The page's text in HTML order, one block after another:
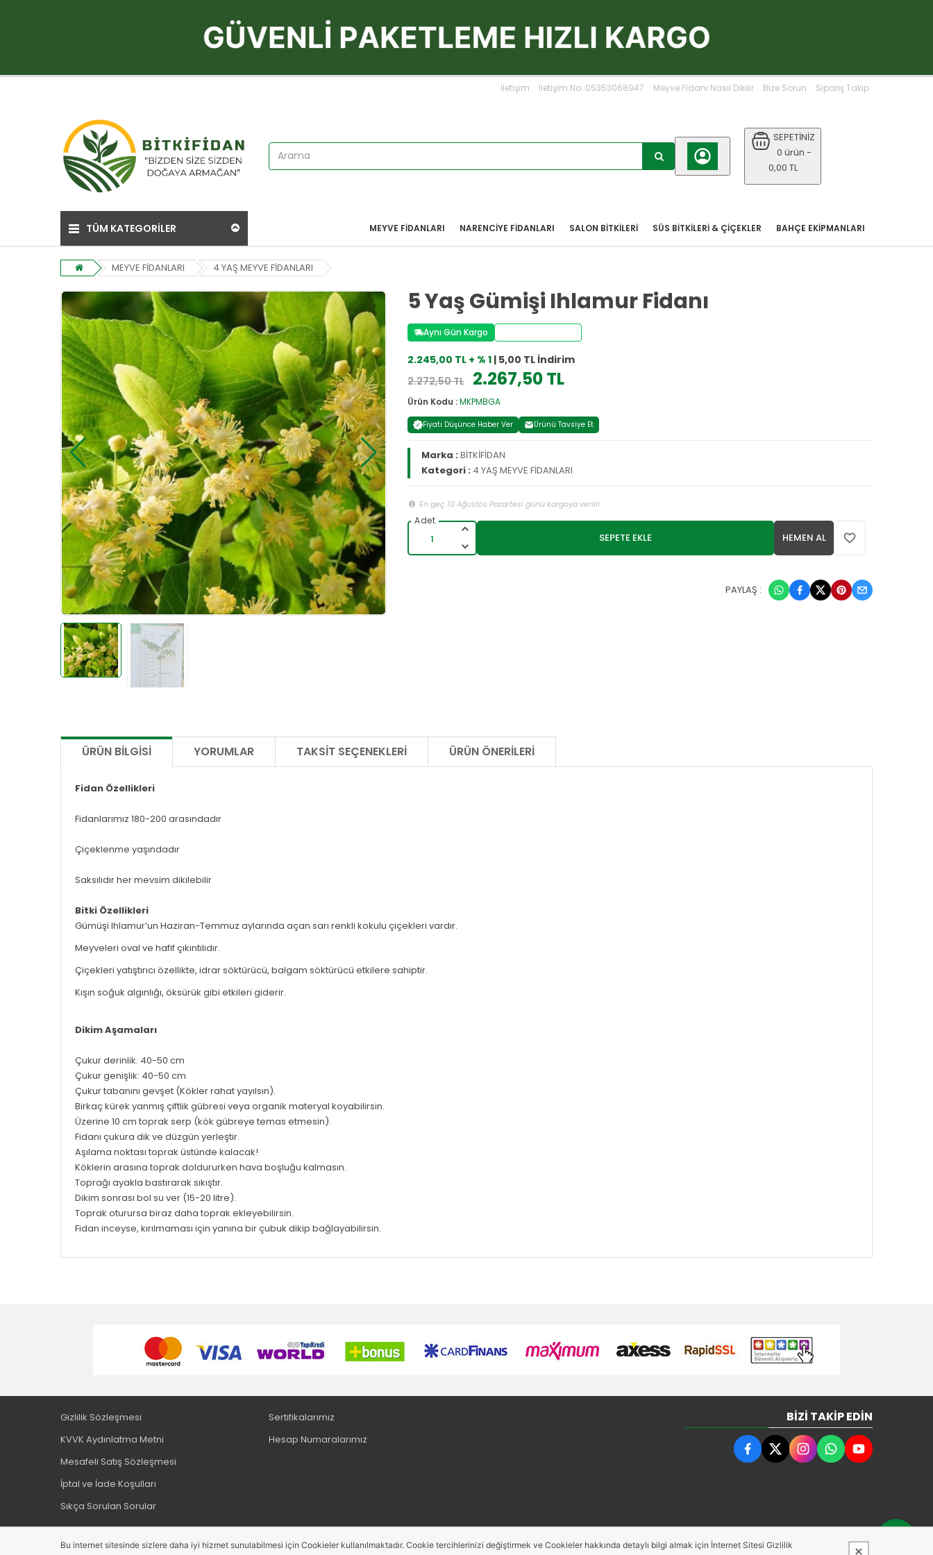
İletişim İletişim No: 05353068947 Meyve Fidanı Nasıl Dikilir Bize Sorun Sipariş Takip
SEPETİNİZ
0 ürün -
0,00 TL
TÜM KATEGORİLER BAHÇE EKIPMANLARI
SÜS BİTKİLERİ & ÇİÇEKLER
SALON BİTKİLERİ
NARENCIYE FIDANLARI
MEYVE FIDANLARI
MEYVE FİDANLARI 4 YAŞ MEYVE FİDANLARI
5 Yaş Gümişi Ihlamur Fidanı
Aynı Gün Kargo
2.245,00 TL + % 1 | 5,00 TL İndirim
2.272,50 TL
2.267,50 TL
Ürün Kodu :MKPMBGA
Fiyatı Düşünce Haber Ver Ürünü Tavsiye Et
Marka :BİTKİFİDAN
Kategori : 4 YAŞ MEYVE FİDANLARI
En geç 10 Ağustos Pazartesi günü kargoya verilir.
SEPETE EKLE HEMEN AL
PAYLAŞ :
ÜRÜN BILGISI YORUMLAR TAKSIT SEÇENEKLERI ÜRÜN ÖNERILERI
Fidan Özellikleri
Fidanlarımız 180-200 arasındadır
Çiçeklenme yaşındadır
Saksılıdır her mevsim dikilebilir
Bitki Özellikleri
Gümüşi Ihlamur’un Haziran-Temmuz aylarında açan sarı renkli kokulu çiçekleri vardır.
Meyveleri oval ve hafif çıkıntılıdır.
Çiçekleri yatıştırıcı özellikte, idrar söktürücü, balgam söktürücü etkilere sahiptir.
Kışın soğuk algınlığı, öksürük gibi etkileri giderir.
Dikim Aşamaları
Çukur derinlik: 40-50 cm
Çukur genişlik: 40-50 cm
Çukur tabanını gevşet (Kökler rahat yayılsın).
Birkaç kürek yanmış çiftlik gübresi veya organik materyal koyabilirsin.
Üzerine 10 cm toprak serp (kök gübreye temas etmesin).
Fidanı çukura dik ve düzgün yerleştir.
Aşılama noktası toprak üstünde kalacak!
Köklerin arasına toprak doldururken hava boşluğu kalmasın.
Toprağı ayakla bastırarak sıkıştır.
Dikim sonrası bol su ver (15-20 litre).
Toprak oturursa biraz daha toprak ekleyebilirsin.
Fidan inceyse, kırılmaması için yanına bir çubuk dikip bağlayabilirsin.
Gizlilik Sözleşmesi
KVVK Aydınlatma Metni
Mesafeli Satış Sözleşmesi
İptal ve İade Koşulları
Sıkça Sorulan Sorular
Sertifikalarımız
Hesap Numaralarımız
BIZI TAKIP EDIN
Bu internet sitesinde sizlere daha iyi hizmet sunulabilmesi için Cookieler kullanılmaktadır. Cookie tercihlerinizi değiştirmek ve Cookieler hakkında detaylı bilgi almak için İnternet Sitesi Gizlilik